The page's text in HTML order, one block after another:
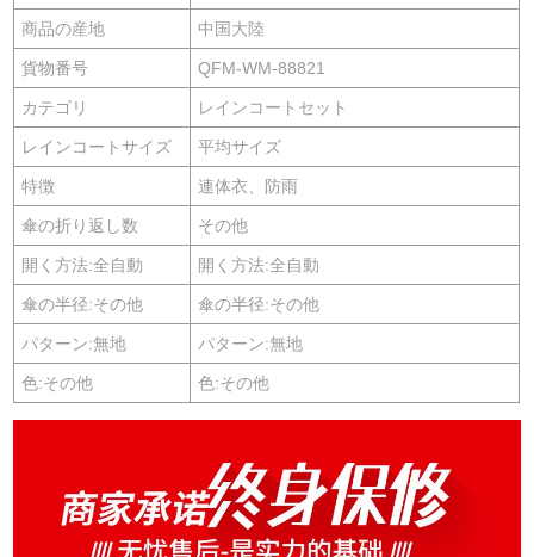
商品の産地 中国大陸
貨物番号 QFM-WM-88821
カテゴリ レインコートセット
レインコートサイズ 平均サイズ
特徴 連体衣、防雨
傘の折り返し数 その他
開く方法:全自動 開く方法:全自動
傘の半径:その他 傘の半径:その他
パターン:無地 パターン:無地
色:その他 色:その他